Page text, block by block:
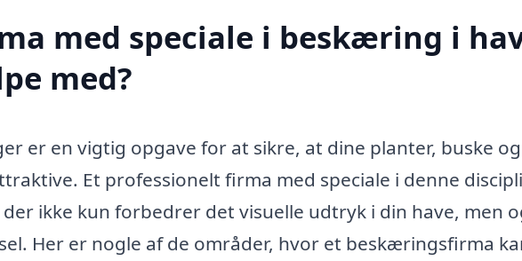
med speciale i beskæring i
med?
er en vigtig opgave for at sikre, at dine planter, buske og
Et professionelt firma med speciale i denne
ikke kun forbedrer det visuelle udtryk i din have, men
Her er nogle af de områder, hvor et beskæringsfirma